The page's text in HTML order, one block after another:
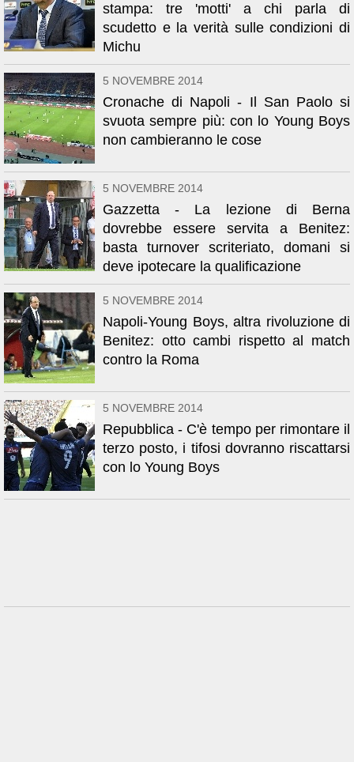
stampa: tre 'motti' a chi parla di
scudetto e la verità sulle condizioni di
Michu
5 NOVEMBRE 2014
Cronache di Napoli - Il San Paolo si
svuota sempre più: con lo Young Boys
non cambieranno le cose
5 NOVEMBRE 2014
Gazzetta - La lezione di Berna
dovrebbe essere servita a Benitez:
basta turnover scriteriato, domani si
deve ipotecare la qualificazione
5 NOVEMBRE 2014
Napoli-Young Boys, altra rivoluzione di
Benitez: otto cambi rispetto al match
contro la Roma
5 NOVEMBRE 2014
Repubblica - C'è tempo per rimontare il
terzo posto, i tifosi dovranno riscattarsi
con lo Young Boys